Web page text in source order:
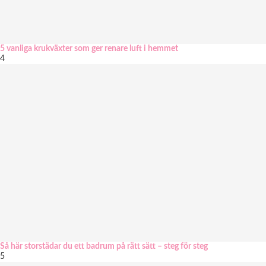
5 vanliga krukväxter som ger renare luft i hemmet
4
Så här storstädar du ett badrum på rätt sätt – steg för steg
5